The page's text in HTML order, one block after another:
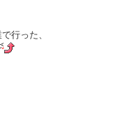
行った、